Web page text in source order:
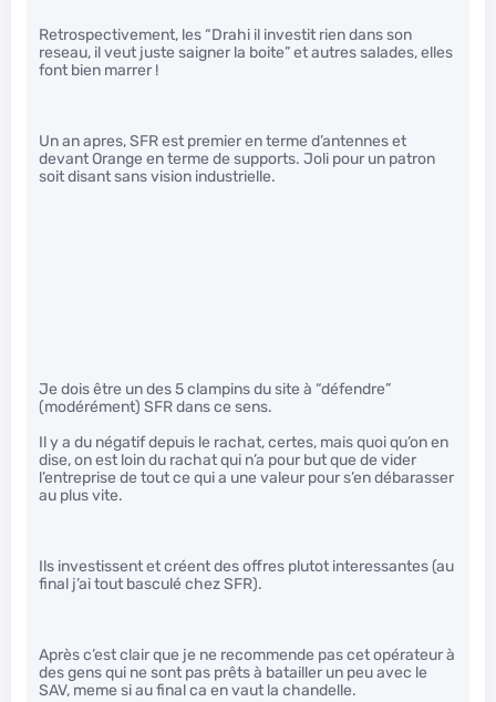
Retrospectivement, les “Drahi il investit rien dans son
reseau, il veut juste saigner la boite” et autres salades, elles
font bien marrer !
Un an apres, SFR est premier en terme d’antennes et
devant Orange en terme de supports. Joli pour un patron
soit disant sans vision industrielle.
Je dois être un des 5 clampins du site à “défendre”
(modérément) SFR dans ce sens.
Il y a du négatif depuis le rachat, certes, mais quoi qu’on en
dise, on est loin du rachat qui n’a pour but que de vider
l’entreprise de tout ce qui a une valeur pour s’en débarasser
au plus vite.
Ils investissent et créent des offres plutot interessantes (au
final j’ai tout basculé chez SFR).
Après c’est clair que je ne recommende pas cet opérateur à
des gens qui ne sont pas prêts à batailler un peu avec le
SAV, meme si au final ca en vaut la chandelle.